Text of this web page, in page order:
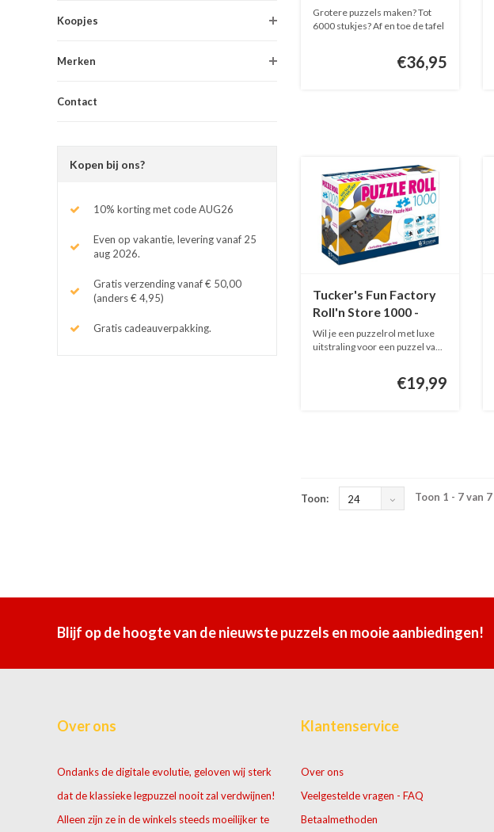
Koopjes
Merken
Contact
Kopen bij ons?
10% korting met code AUG26
Even op vakantie, levering vanaf 25
aug 2026.
Gratis verzending vanaf € 50,00
(anders € 4,95)
Gratis cadeauverpakking.
Grotere puzzels maken? Tot
6000 stukjes? Af en toe de tafel
€36,95
Tucker's Fun Factory
Roll'n Store 1000 -
Puzzelrol (tot 1000
stukjes)
Wil je een puzzelrol met luxe
uitstraling voor een puzzel va...
€19,99
Toon: 24 Toon 1 - 7 van 7
Blijf op de hoogte van de nieuwste puzzels en mooie aanbiedingen!
Over ons
Ondanks de digitale evolutie, geloven wij sterk
dat de klassieke legpuzzel nooit zal verdwijnen!
Alleen zijn ze in de winkels steeds moeilijker te
Klantenservice
Over ons
Veelgestelde vragen - FAQ
Betaalmethoden